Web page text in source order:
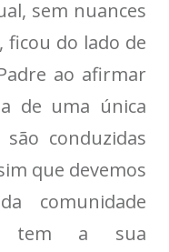
sem nuances
ficou do lado de
ao afirmar
de uma única
conduzidas
que devemos
comunidade
tem a sua